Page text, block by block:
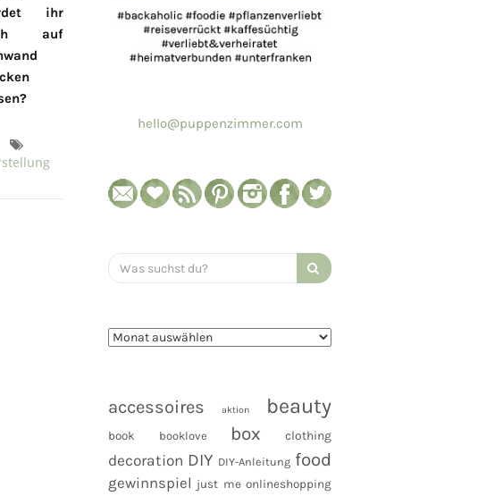
ihr
auf
hello@puppenzimmer.com
Search
for:
accessoires aktion beauty
book booklove box clothing
decoration DIY DIY-Anleitung food
gewinnspiel just me onlineshopping